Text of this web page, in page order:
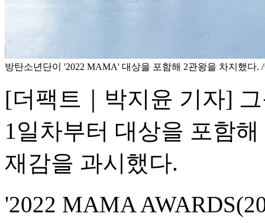
방탄소년단이 '2022 MAMA' 대상을 포함해 2관왕을 차지했다.
[더팩트｜박지윤 기자]
1일차부터 대상을 포함
재감을 과시했다.
'2022 MAMA